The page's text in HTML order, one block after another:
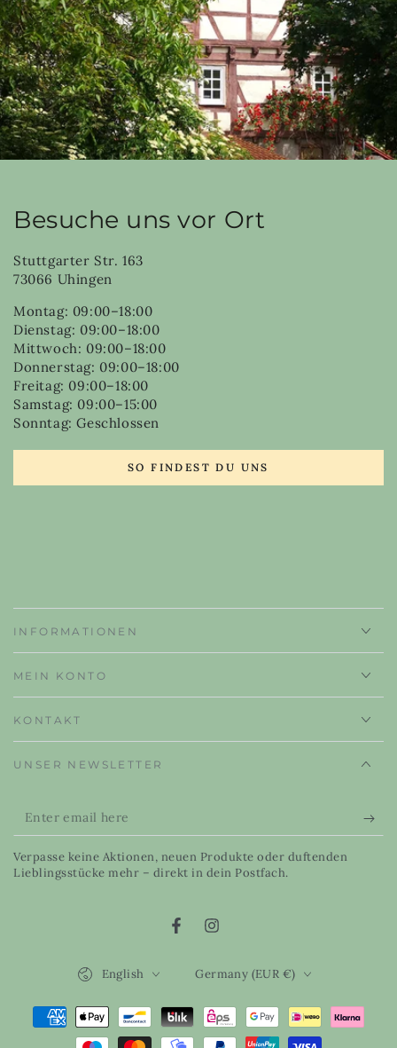
Besuche uns vor Ort
Stuttgarter Str. 163
73066 Uhingen
Montag: 09:00–18:00
Dienstag: 09:00–18:00
Mittwoch: 09:00–18:00
Donnerstag: 09:00–18:00
Freitag: 09:00–18:00
Samstag: 09:00–15:00
Sonntag: Geschlossen
SO FINDEST DU UNS
INFORMATIONEN
MEIN KONTO
KONTAKT
UNSER NEWSLETTER
Enter
email
here
Verpasse keine Aktionen, neuen Produkte oder duftenden
Lieblingsstücke mehr – direkt in dein Postfach.
FacebookInstagram
English Germany (EUR €)
Payment
methods